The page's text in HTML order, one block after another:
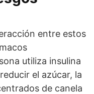
entre estos
utiliza insulina
el azúcar, la
de canela